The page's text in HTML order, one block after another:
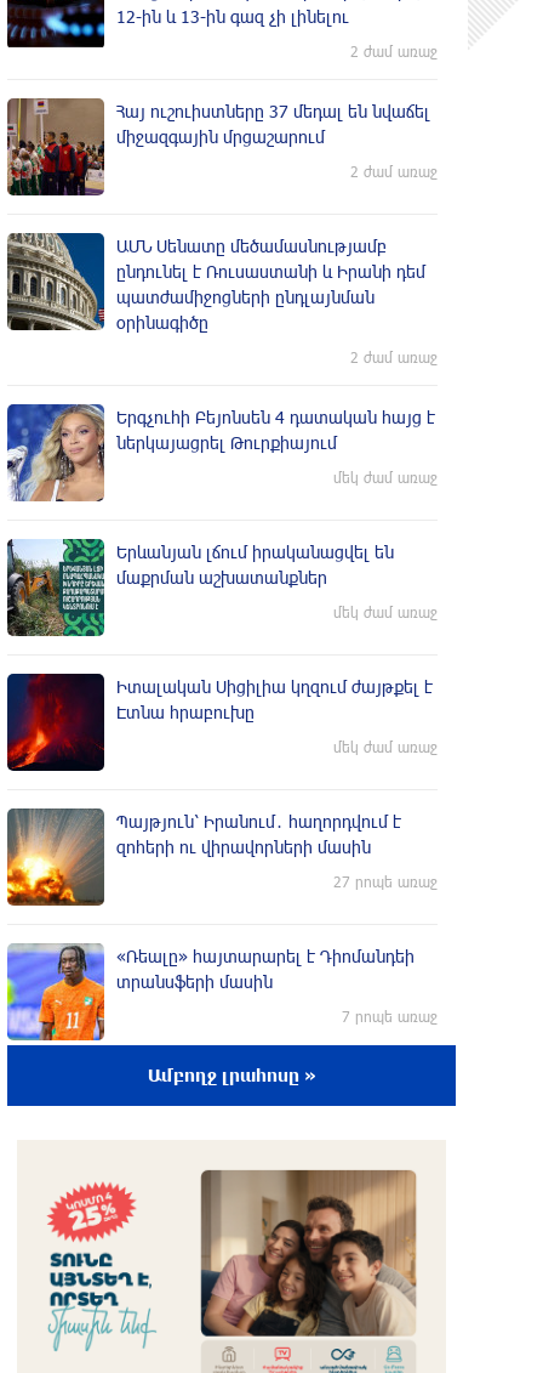
12-ին և 13-ին գազ չի լինելու
2 ժամ առաջ
Հայ ուշուիստները 37 մեդալ են նվաճել
միջազգային մրցաշարում
2 ժամ առաջ
ԱՄՆ Սենատը մեծամասնությամբ
ընդունել է Ռուսաստանի և Իրանի դեմ
պատժամիջոցների ընդլայնման
օրինագիծը
2 ժամ առաջ
Երգչուհի Բեյոնսեն ​​4 դատական հայց է
ներկայացրել Թուրքիայում
մեկ ժամ առաջ
Երևանյան լճում իրականացվել են
մաքրման աշխատանքներ
մեկ ժամ առաջ
Իտալական Սիցիլիա կղզում ժայթքել է
Էտնա հրաբուխը
մեկ ժամ առաջ
Պայթյուն՝ Իրանում․ հաղորդվում է
զոհերի ու վիրավորների մասին
27 րոպե առաջ
«Ռեալը» հայտարարել է Դիոմանդեի
տրանսֆերի մասին
7 րոպե առաջ
Վանաձորում բшխվել են «Jeep
Մասկը մերժել է Կիևի խնդրանքը՝
օգտագործել Starlink-ը Ռուսաստանի
դեմ հարվшծները կառավարելու
համար
29 րոպե առաջ
Ամբողջ լրահոսը »